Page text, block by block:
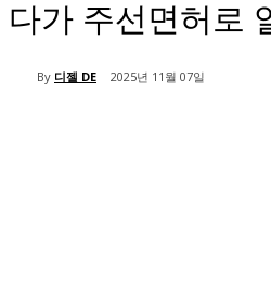
다가 주선면허로
By 디젤 DE 2025년 11월 07일